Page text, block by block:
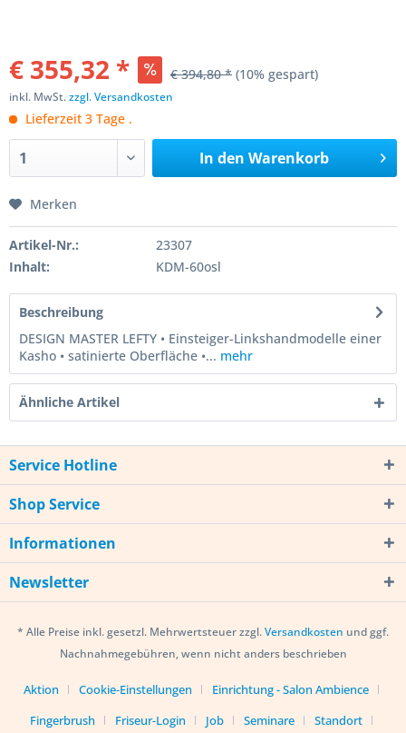
€ 355,32 * € 394,80 * (10% gespart)
inkl. MwSt.zzgl. Versandkosten
Lieferzeit 3 Tage .
In den Warenkorb
Merken
Artikel-Nr.:
23307
Inhalt:
KDM-60osl
Beschreibung
DESIGN MASTER LEFTY • Einsteiger-Linkshandmodelle einer
Kasho • satinierte Oberfläche •... mehr
Ähnliche Artikel
Service Hotline
Shop Service
Informationen
Newsletter
* Alle Preise inkl. gesetzl. Mehrwertsteuer zzgl.Versandkosten und ggf.
Nachnahmegebühren, wenn nicht anders beschrieben
Aktion Cookie-Einstellungen
Einrichtung - Salon Ambience
Fingerbrush
Friseur-Login Job Seminare Standort